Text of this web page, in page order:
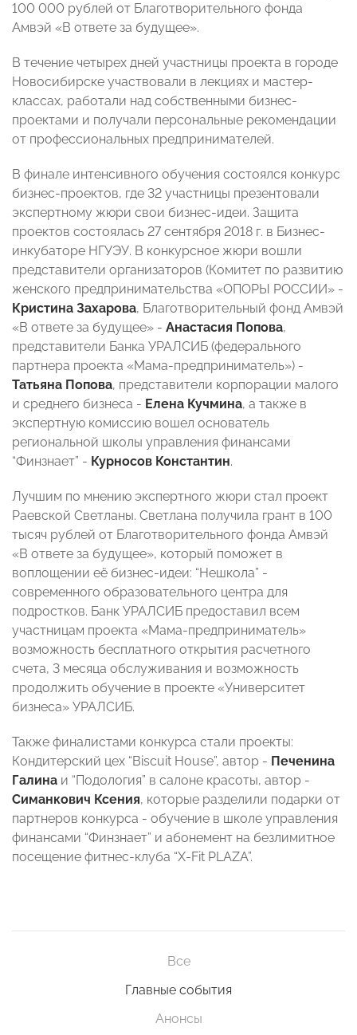
100 000 рублей от Благотворительного фонда
Амвэй «В ответе за будущее».
В течение четырех дней участницы проекта в городе
Новосибирске участвовали в лекциях и мастер-
классах, работали над собственными бизнес-
проектами и получали персональные рекомендации
от профессиональных предпринимателей.
В финале интенсивного обучения состоялся конкурс
бизнес-проектов, где 32 участницы презентовали
экспертному жюри свои бизнес-идеи. Защита
проектов состоялась 27 сентября 2018 г. в Бизнес-
инкубаторе НГУЭУ. В конкурсное жюри вошли
представители организаторов (Комитет по развитию
женского предпринимательства «ОПОРЫ РОССИИ» -
Кристина Захарова, Благотворительный фонд Амвэй
«В ответе за будущее» - Анастасия Попова,
представители Банка УРАЛСИБ (федерального
партнера проекта «Мама-предприниматель») -
Татьяна Попова, представители корпорации малого
и среднего бизнеса - Елена Кучмина, а также в
экспертную комиссию вошел основатель
региональной школы управления финансами
“Финзнает” - Курносов Константин.
Лучшим по мнению экспертного жюри стал проект
Раевской Светланы. Светлана получила грант в 100
тысяч рублей от Благотворительного фонда Амвэй
«В ответе за будущее», который поможет в
воплощении её бизнес-идеи: “Нешкола” -
современного образовательного центра для
подростков. Банк УРАЛСИБ предоставил всем
участницам проекта «Мама-предприниматель»
возможность бесплатного открытия расчетного
счета, 3 месяца обслуживания и возможность
продолжить обучение в проекте «Университет
бизнеса» УРАЛСИБ.
Также финалистами конкурса стали проекты:
Кондитерский цех “Biscuit House”, автор - Печенина
Галина и “Подология” в салоне красоты, автор -
Симанкович Ксения, которые разделили подарки от
партнеров конкурса - обучение в школе управления
финансами “Финзнает” и абонемент на безлимитное
посещение фитнес-клуба “X-Fit PLAZA”.
Все
Главные события
Анонсы